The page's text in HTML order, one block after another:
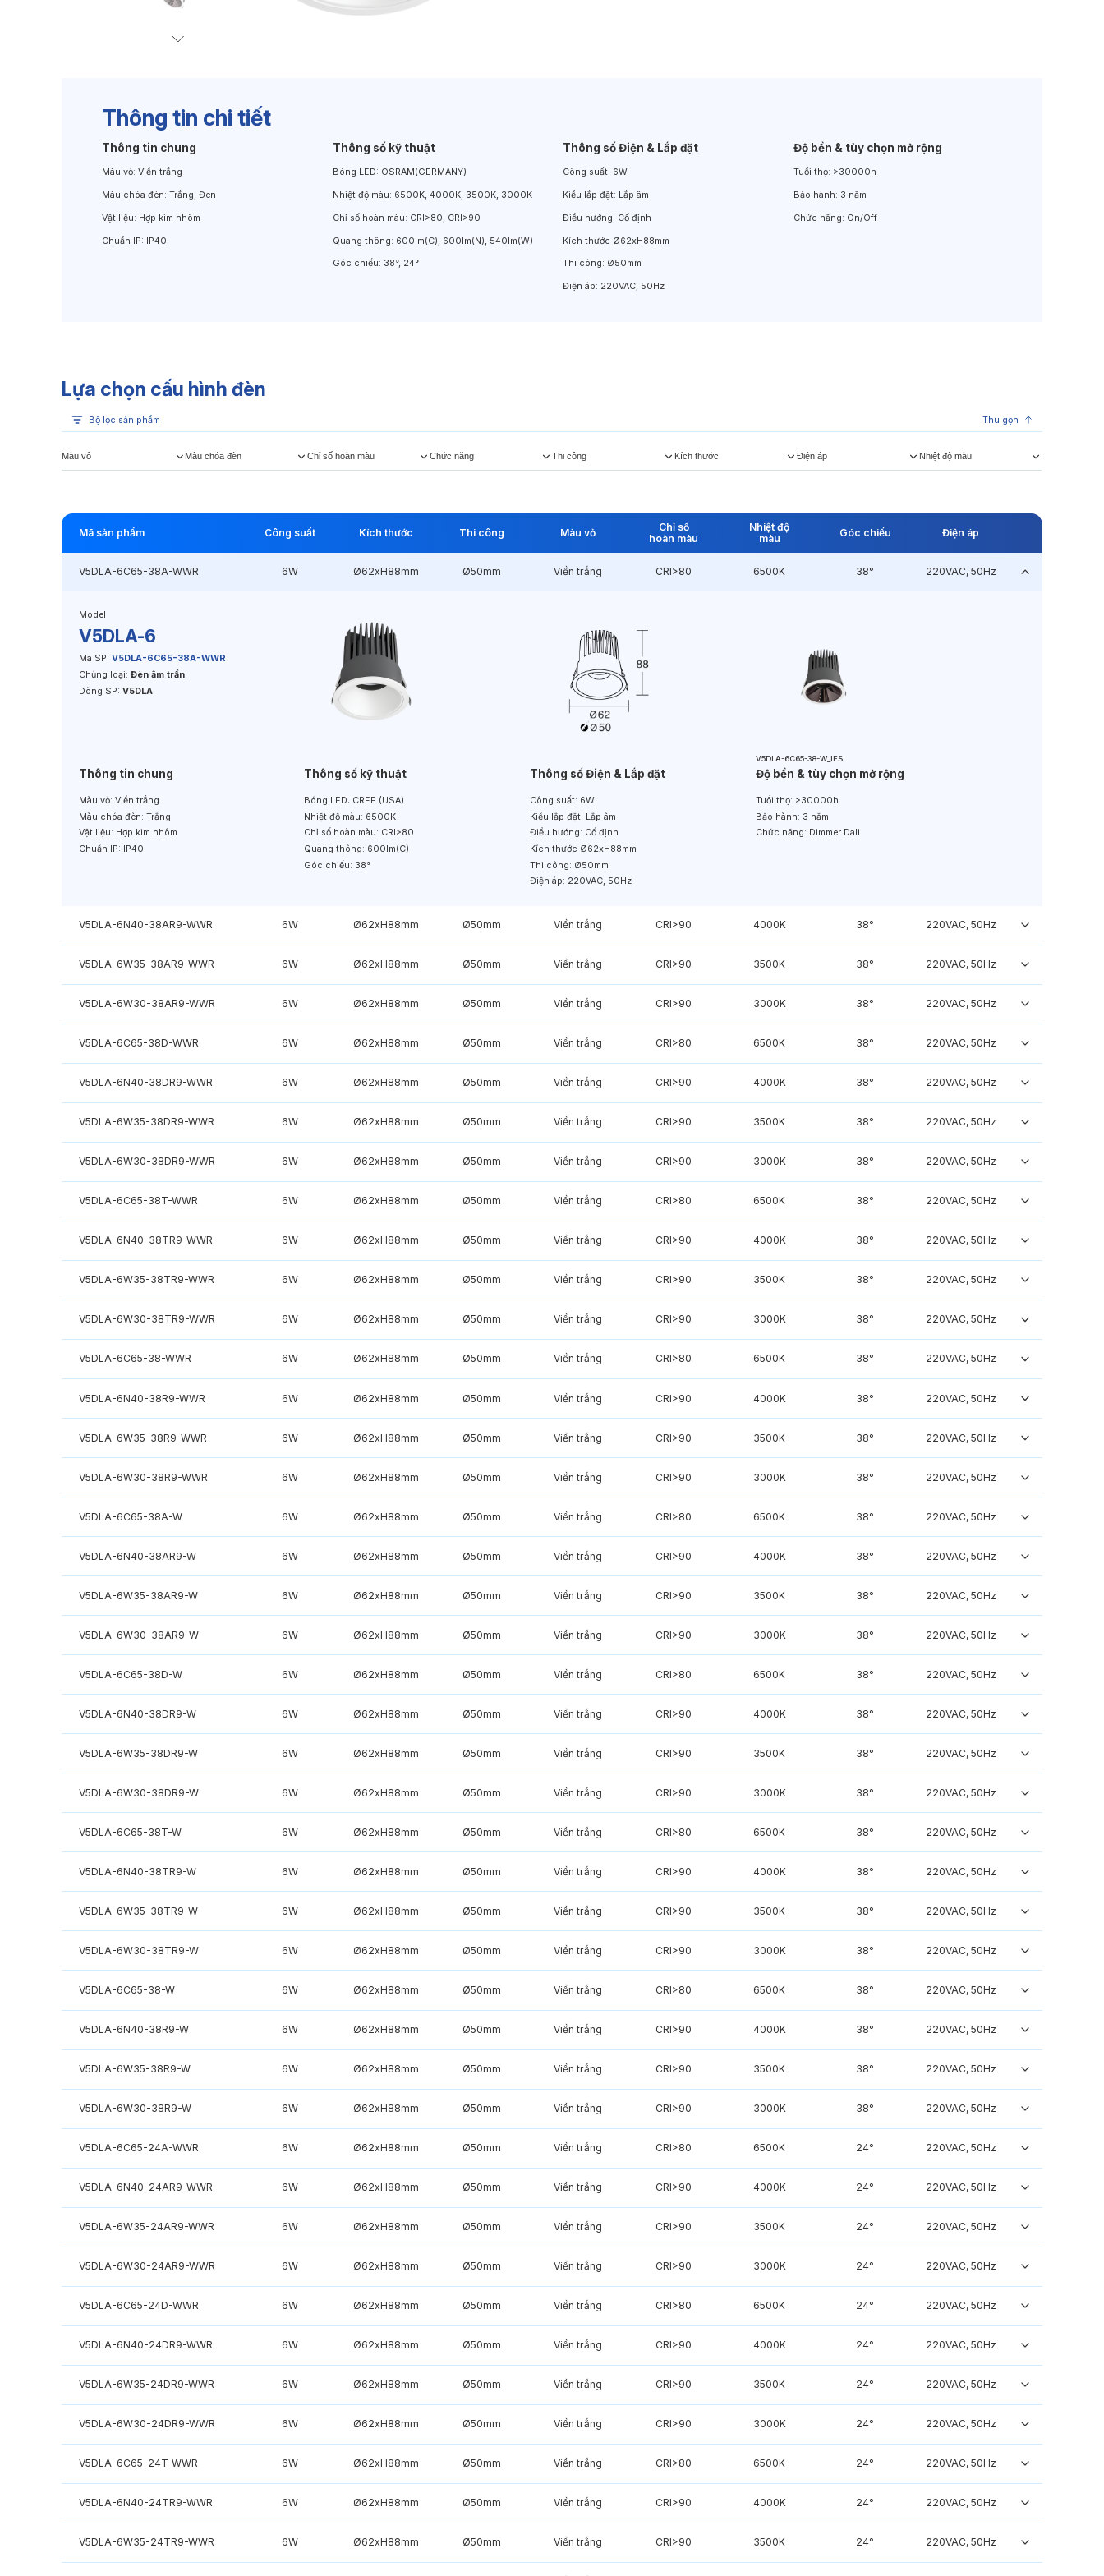
Thông tin chi tiết
Thông tin chung
Màu vỏ: Viền trắng
Màu chóa đèn: Trắng, Đen
Vật liệu: Hợp kim nhôm
Chuẩn IP: IP40
Thông số kỹ thuật
Bóng LED: OSRAM(GERMANY)
Nhiệt độ màu: 6500K, 4000K, 3500K, 3000K
Chỉ số hoàn màu: CRI>80, CRI>90
Quang thông: 600lm(C), 600lm(N), 540lm(W)
Góc chiếu: 38°, 24°
Thông số Điện & Lắp đặt
Công suất: 6W
Kiểu lắp đặt: Lắp âm
Điều hướng: Cố định
Kích thước Ø62xH88mm
Thi công: Ø50mm
Điện áp: 220VAC, 50Hz
Độ bền & tùy chọn mở rộng
Tuổi thọ: >30000h
Bảo hành: 3 năm
Chức năng: On/Off
Lựa chọn cấu hình đèn
Bộ lọc sản phẩm Thu gọn
Màu vỏ Màu chóa đèn Chỉ số hoàn màu Chức năng Thi công Kích thước Điện áp Nhiệt độ màu
Mã sản phẩm Công suất Kích thước Thi công Màu vỏ
Chỉ số
hoàn màu
Nhiệt độ
màu
Góc chiếu Điện áp
V5DLA-6C65-38A-WWR 6W Ø62xH88mm Ø50mm Viền trắng CRI>80 6500K 38° 220VAC, 50Hz
Model
V5DLA-6
Mã SP: V5DLA-6C65-38A-WWR
Chủng loại: Đèn âm trần
Dòng SP: V5DLA
V5DLA-6C65-38-W_IES
Thông tin chung
Màu vỏ: Viền trắng
Màu chóa đèn: Trắng
Vật liệu: Hợp kim nhôm
Chuẩn IP:
IP40
Thông số kỹ thuật
Bóng LED: CREE (USA)
Nhiệt độ màu: 6500K
Chỉ số hoàn màu: CRI>80
Quang thông: 600lm(C)
Góc chiếu: 38°
Thông số Điện & Lắp đặt
Công suất: 6W
Kiểu lắp đặt: Lắp âm
Điều hướng: Cố định
Kích thước Ø62xH88mm
Thi công: Ø50mm
Điện áp: 220VAC, 50Hz
Độ bền & tùy chọn mở rộng
Tuổi thọ: >30000h
Bảo hành: 3 năm
Chức năng: Dimmer Dali
V5DLA-6N40-38AR9-WWR 6W Ø62xH88mm Ø50mm Viền trắng CRI>90 4000K 38° 220VAC, 50Hz
V5DLA-6W35-38AR9-WWR 6W Ø62xH88mm Ø50mm Viền trắng CRI>90 3500K 38° 220VAC, 50Hz
V5DLA-6W30-38AR9-WWR 6W Ø62xH88mm Ø50mm Viền trắng CRI>90 3000K 38° 220VAC, 50Hz
V5DLA-6C65-38D-WWR 6W Ø62xH88mm Ø50mm Viền trắng CRI>80 6500K 38° 220VAC, 50Hz
V5DLA-6N40-38DR9-WWR 6W Ø62xH88mm Ø50mm Viền trắng CRI>90 4000K 38° 220VAC, 50Hz
V5DLA-6W35-38DR9-WWR 6W Ø62xH88mm Ø50mm Viền trắng CRI>90 3500K 38° 220VAC, 50Hz
V5DLA-6W30-38DR9-WWR 6W Ø62xH88mm Ø50mm Viền trắng CRI>90 3000K 38° 220VAC, 50Hz
V5DLA-6C65-38T-WWR 6W Ø62xH88mm Ø50mm Viền trắng CRI>80 6500K 38° 220VAC, 50Hz
V5DLA-6N40-38TR9-WWR 6W Ø62xH88mm Ø50mm Viền trắng CRI>90 4000K 38° 220VAC, 50Hz
V5DLA-6W35-38TR9-WWR 6W Ø62xH88mm Ø50mm Viền trắng CRI>90 3500K 38° 220VAC, 50Hz
V5DLA-6W30-38TR9-WWR 6W Ø62xH88mm Ø50mm Viền trắng CRI>90 3000K 38° 220VAC, 50Hz
V5DLA-6C65-38-WWR 6W Ø62xH88mm Ø50mm Viền trắng CRI>80 6500K 38° 220VAC, 50Hz
V5DLA-6N40-38R9-WWR 6W Ø62xH88mm Ø50mm Viền trắng CRI>90 4000K 38° 220VAC, 50Hz
V5DLA-6W35-38R9-WWR 6W Ø62xH88mm Ø50mm Viền trắng CRI>90 3500K 38° 220VAC, 50Hz
V5DLA-6W30-38R9-WWR 6W Ø62xH88mm Ø50mm Viền trắng CRI>90 3000K 38° 220VAC, 50Hz
V5DLA-6C65-38A-W 6W Ø62xH88mm Ø50mm Viền trắng CRI>80 6500K 38° 220VAC, 50Hz
V5DLA-6N40-38AR9-W 6W Ø62xH88mm Ø50mm Viền trắng CRI>90 4000K 38° 220VAC, 50Hz
V5DLA-6W35-38AR9-W 6W Ø62xH88mm Ø50mm Viền trắng CRI>90 3500K 38° 220VAC, 50Hz
V5DLA-6W30-38AR9-W 6W Ø62xH88mm Ø50mm Viền trắng CRI>90 3000K 38° 220VAC, 50Hz
V5DLA-6C65-38D-W 6W Ø62xH88mm Ø50mm Viền trắng CRI>80 6500K 38° 220VAC, 50Hz
V5DLA-6N40-38DR9-W 6W Ø62xH88mm Ø50mm Viền trắng CRI>90 4000K 38° 220VAC, 50Hz
V5DLA-6W35-38DR9-W 6W Ø62xH88mm Ø50mm Viền trắng CRI>90 3500K 38° 220VAC, 50Hz
V5DLA-6W30-38DR9-W 6W Ø62xH88mm Ø50mm Viền trắng CRI>90 3000K 38° 220VAC, 50Hz
V5DLA-6C65-38T-W 6W Ø62xH88mm Ø50mm Viền trắng CRI>80 6500K 38° 220VAC, 50Hz
V5DLA-6N40-38TR9-W 6W Ø62xH88mm Ø50mm Viền trắng CRI>90 4000K 38° 220VAC, 50Hz
V5DLA-6W35-38TR9-W 6W Ø62xH88mm Ø50mm Viền trắng CRI>90 3500K 38° 220VAC, 50Hz
V5DLA-6W30-38TR9-W 6W Ø62xH88mm Ø50mm Viền trắng CRI>90 3000K 38° 220VAC, 50Hz
V5DLA-6C65-38-W 6W Ø62xH88mm Ø50mm Viền trắng CRI>80 6500K 38° 220VAC, 50Hz
V5DLA-6N40-38R9-W 6W Ø62xH88mm Ø50mm Viền trắng CRI>90 4000K 38° 220VAC, 50Hz
V5DLA-6W35-38R9-W 6W Ø62xH88mm Ø50mm Viền trắng CRI>90 3500K 38° 220VAC, 50Hz
V5DLA-6W30-38R9-W 6W Ø62xH88mm Ø50mm Viền trắng CRI>90 3000K 38° 220VAC, 50Hz
V5DLA-6C65-24A-WWR 6W Ø62xH88mm Ø50mm Viền trắng CRI>80 6500K 24° 220VAC, 50Hz
V5DLA-6N40-24AR9-WWR 6W Ø62xH88mm Ø50mm Viền trắng CRI>90 4000K 24° 220VAC, 50Hz
V5DLA-6W35-24AR9-WWR 6W Ø62xH88mm Ø50mm Viền trắng CRI>90 3500K 24° 220VAC, 50Hz
V5DLA-6W30-24AR9-WWR 6W Ø62xH88mm Ø50mm Viền trắng CRI>90 3000K 24° 220VAC, 50Hz
V5DLA-6C65-24D-WWR 6W Ø62xH88mm Ø50mm Viền trắng CRI>80 6500K 24° 220VAC, 50Hz
V5DLA-6N40-24DR9-WWR 6W Ø62xH88mm Ø50mm Viền trắng CRI>90 4000K 24° 220VAC, 50Hz
V5DLA-6W35-24DR9-WWR 6W Ø62xH88mm Ø50mm Viền trắng CRI>90 3500K 24° 220VAC, 50Hz
V5DLA-6W30-24DR9-WWR 6W Ø62xH88mm Ø50mm Viền trắng CRI>90 3000K 24° 220VAC, 50Hz
V5DLA-6C65-24T-WWR 6W Ø62xH88mm Ø50mm Viền trắng CRI>80 6500K 24° 220VAC, 50Hz
V5DLA-6N40-24TR9-WWR 6W Ø62xH88mm Ø50mm Viền trắng CRI>90 4000K 24° 220VAC, 50Hz
V5DLA-6W35-24TR9-WWR 6W Ø62xH88mm Ø50mm Viền trắng CRI>90 3500K 24° 220VAC, 50Hz